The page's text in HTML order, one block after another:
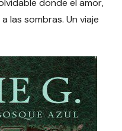
donde el amor,
las sombras. Un viaje